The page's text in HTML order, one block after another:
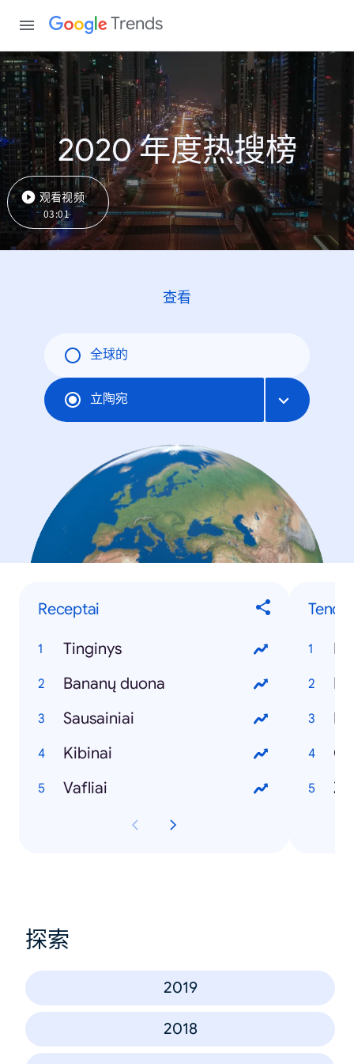
Trends
2020 年度热搜榜
观看视频
03:01
查看
全球的
立陶宛
Receptai
Tinginys
Bananų duona
Sausainiai
Kibinai
Vafliai
探索
2019
2018